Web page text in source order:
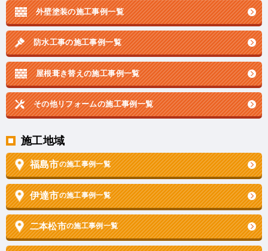
外壁塗装の施工事例一覧
防水工事の施工事例一覧
屋根葺き替えの施工事例一覧
その他リフォームの施工事例一覧
施工地域
福島市の施工事例一覧
伊達市の施工事例一覧
二本松市の施工事例一覧